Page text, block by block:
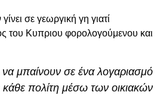
σε γεωργική γη γιατί
του Κυπριου φορολογούμενου και
μπαίνουν σε ένα λογαριασμό
πολίτη μέσω των οικιακών